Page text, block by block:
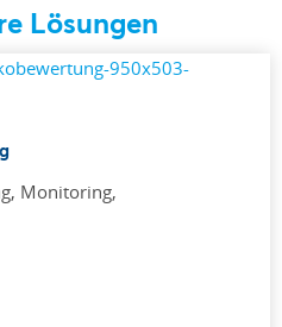
Lösungen
Monitoring,